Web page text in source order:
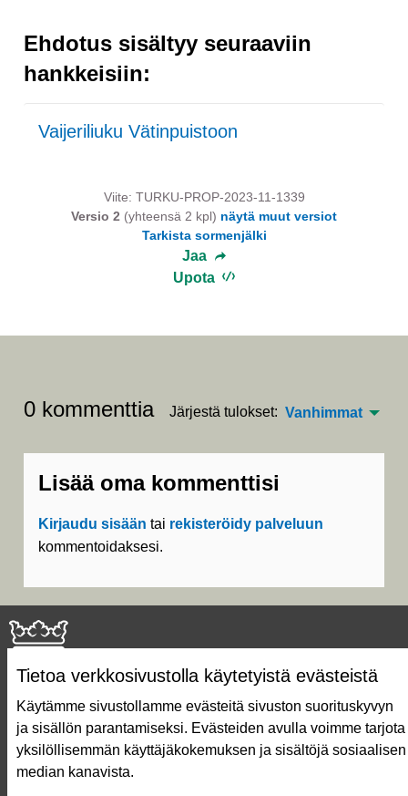
Tietoa verkkosivustolla käytetyistä evästeistä
Käytämme sivustollamme evästeitä sivuston suorituskyvyn
ja sisällön parantamiseksi. Evästeiden avulla voimme tarjota
yksilöllisemmän käyttäjäkokemuksen ja sisältöjä sosiaalisen
median kanavista.
Ehdotus sisältyy seuraaviin
hankkeisiin:
Vaijeriliuku Vätinpuistoon
Viite: TURKU-PROP-2023-11-1339
Versio 2 (yhteensä 2 kpl) näytä muut versiot
Tarkista sormenjälki
Jaa
Upota
0 kommenttia Järjestä tulokset: Vanhimmat
Lisää oma kommenttisi
Kirjaudu sisään tai rekisteröidy palveluun
kommentoidaksesi.
Näin äänestät Asukasbudjetissa
Asukasbudjetin vaiheet
Usein kysytyt kysymykset